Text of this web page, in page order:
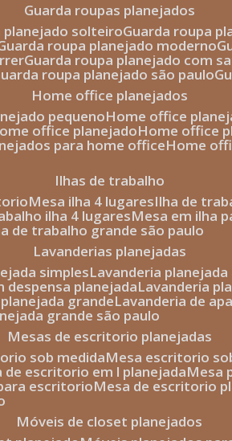
guarda roupas planejados
planejado solteiro guarda roupa
guarda roupa planejado moderno
guarda roupa planejado com
guarda roupa planejado são paulo
home office planejados
pequeno home office
office planejado home office
para home office home
ilhas de trabalho
mesa ilha 4 lugares ilha de
ilha 4 lugares mesa em ilha
de trabalho grande são paulo
lavanderias planejadas
simples lavanderia
despensa planejada lavanderia
grande lavanderia de
grande são paulo
mesas de escritorio planejadas
sob medida mesa escritorio
de escritorio em l planejada
escritorio mesa de escritorio
móveis de closet planejados